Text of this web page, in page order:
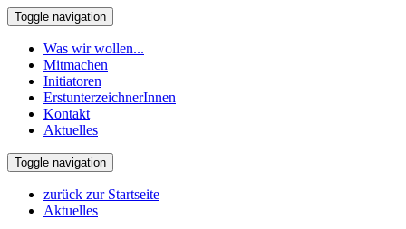
Toggle navigation
Was wir wollen...
Mitmachen
Initiatoren
ErstunterzeichnerInnen
Kontakt
Aktuelles
Toggle navigation
zurück zur Startseite
Aktuelles